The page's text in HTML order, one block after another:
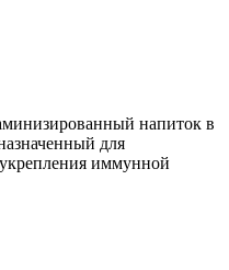
напиток в
для
иммунной